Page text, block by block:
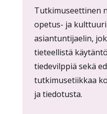
Content
markup
Tutkimuseettinen
opetus- ja
asiantuntijaelin,
tieteellistä
tiedevilppiä sekä
tutkimusetiikkaa
ja tiedotusta.